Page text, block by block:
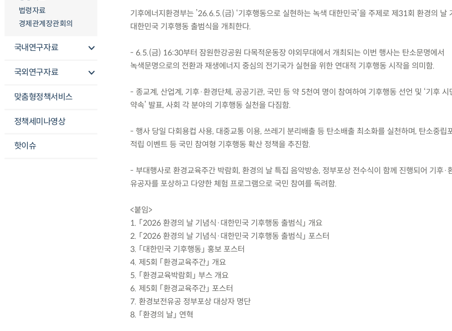
법령자료
경제관계장관회의
국내연구자료
국외연구자료
맞춤형정책서비스
정책세미나영상
핫이슈
기후에너지환경부는 ’26.6.5.(금) ‘기후행동으로 실현하는 녹색 대한민국’을 주제로 제31회 환경의 날
대한민국 기후행동 출범식을 개최한다.
- 6.5.(금) 16:30부터 잠원한강공원 다목적운동장 야외무대에서 개최되는 이번 행사는 탄소문명에서
녹색문명으로의 전환과 재생에너지 중심의 전기국가 실현을 위한 연대적 기후행동 시작을 의미함.
- 종교계, 산업계, 기후·환경단체, 공공기관, 국민 등 약 5천여 명이 참여하여 기후행동 선언 및 ‘기후
약속’ 발표, 사회 각 분야의 기후행동 실천을 다짐함.
- 행사 당일 다회용컵 사용, 대중교통 이용, 쓰레기 분리배출 등 탄소배출 최소화를 실천하며, 탄소중립
적립 이벤트 등 국민 참여형 기후행동 확산 정책을 추진함.
- 부대행사로 환경교육주간 박람회, 환경의 날 특집 음악방송, 정부포상 전수식이 함께 진행되어 기후·
유공자를 포상하고 다양한 체험 프로그램으로 국민 참여를 독려함.
<붙임>
1. 「2026 환경의 날 기념식·대한민국 기후행동 출범식」 개요
2. 「2026 환경의 날 기념식·대한민국 기후행동 출범식」 포스터
3. 「대한민국 기후행동」 홍보 포스터
4. 제5회 「환경교육주간」 개요
5. 「환경교육박람회」 부스 개요
6. 제5회 「환경교육주간」 포스터
7. 환경보전유공 정부포상 대상자 명단
8. 「환경의 날」 연혁